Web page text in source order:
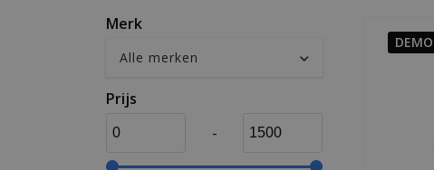
Merk
Prijs
-
DEMO